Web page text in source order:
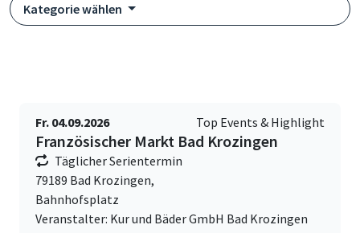
Kategorie wählen
Fr. 04.09.2026 Top Events & Highlight
Französischer Markt Bad Krozingen
Täglicher Serientermin
79189 Bad Krozingen,
Bahnhofsplatz
Veranstalter: Kur und Bäder GmbH Bad Krozingen